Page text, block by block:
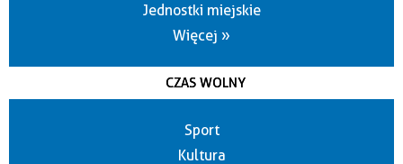
Jednostki miejskie
Więcej »
CZAS WOLNY
Sport
Kultura